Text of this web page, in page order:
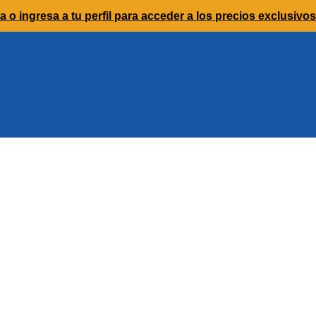
o ingresa a tu perfil para acceder a los precios